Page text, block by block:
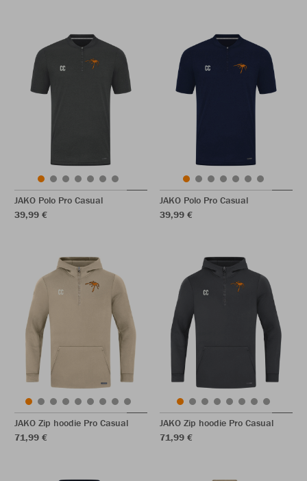
JAKO Polo Pro Casual
39,99 €
JAKO Polo Pro Casual
39,99 €
JAKO Zip hoodie Pro Casual
71,99 €
JAKO Zip hoodie Pro Casual
71,99 €